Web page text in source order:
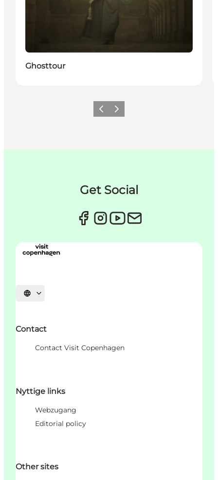
Ghosttour
ZurückWeiter
Get Social
Sprache auswählen
Contact
Contact Visit Copenhagen
Nyttige links
Webzugang
Editorial policy
Other sites